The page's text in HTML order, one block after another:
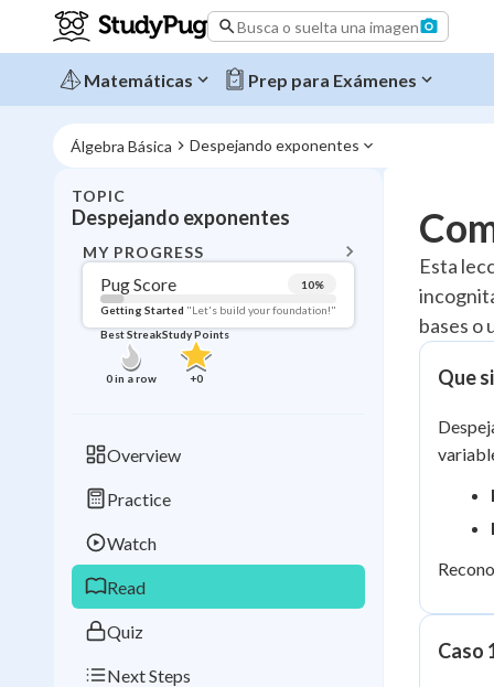
Busca o suelta una imagen
Matemáticas Prep para Exámenes
Álgebra Básica Despejando exponentes
TOPIC
Despejando exponentes
MY PROGRESS
Pug Score 10%
Getting Started "Let's build your foundation!"
Best Streak
0in a row
Study Points
+0
Overview
Practice
Watch
Read
Quiz
Next Steps
Topic
Pug Score
Getting Started
Videos
Read
Esta
bases o
Que
Caso